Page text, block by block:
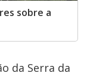
sobre a
da Serra da